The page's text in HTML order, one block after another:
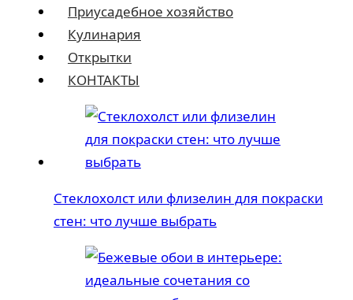
Приусадебное хозяйство
Кулинария
Открытки
КОНТАКТЫ
Стеклохолст или флизелин для покраски
стен: что лучше выбрать